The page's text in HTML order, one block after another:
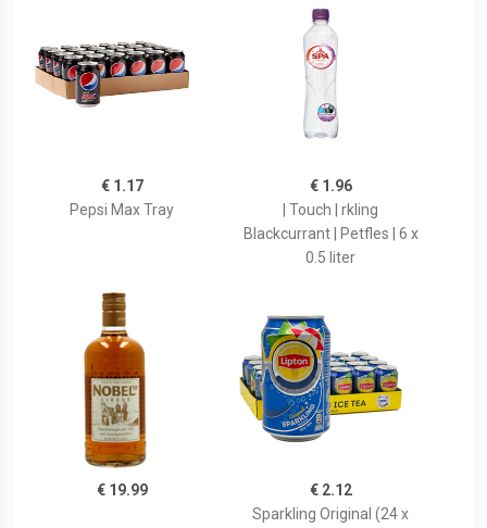
€ 1.17
Pepsi Max Tray
€ 1.96
| Touch | rkling
Blackcurrant | Petfles | 6 x
0.5 liter
€ 19.99
€ 2.12
Sparkling Original (24 x